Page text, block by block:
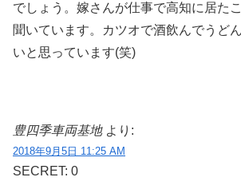
でしょう。嫁さんが仕事で高知に居た
聞いています。カツオで酒飲んでうど
いと思っています(笑)
豊四季車両基地 より:
2018年9月5日 11:25 AM
SECRET: 0